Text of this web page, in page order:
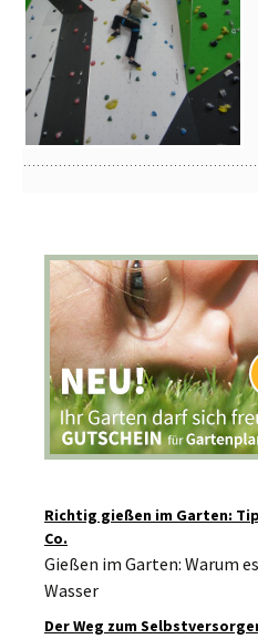
Richtig gießen im Garten:
Co.
Gießen im Garten: Warum
Wasser
Der Weg zum